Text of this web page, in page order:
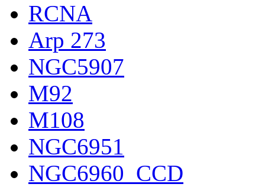
RCNA
Arp 273
NGC5907
M92
M108
NGC6951
NGC6960_CCD